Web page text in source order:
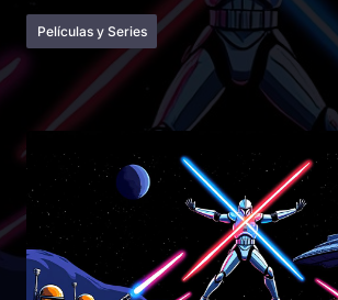
Películas y Series